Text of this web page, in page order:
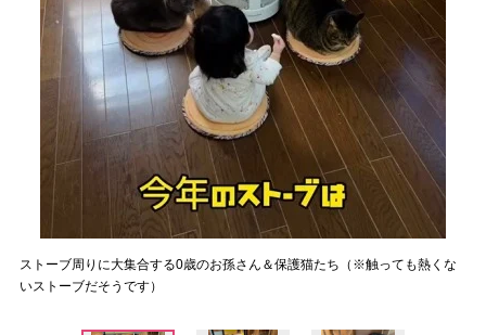
ストーブ周りに大集合する0歳のお孫さん＆保護猫たち（※触っても熱くな
いストーブだそうです）